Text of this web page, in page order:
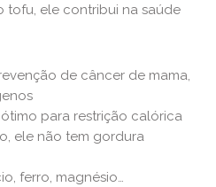
tofu, ele contribui na saúde
de câncer de mama,
para restrição calórica
ele não tem gordura
ferro, magnésio…